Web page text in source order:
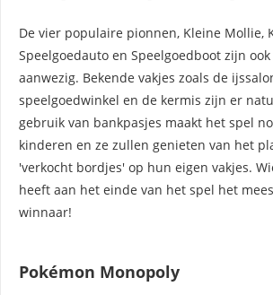
De vier populaire pionnen, Kleine Mollie,
Speelgoedauto en Speelgoedboot zijn
aanwezig. Bekende vakjes zoals de
speelgoedwinkel en de kermis zijn er
gebruik van bankpasjes maakt het spel
kinderen en ze zullen genieten van het
'verkocht bordjes' op hun eigen vakjes.
heeft aan het einde van het spel het
winnaar!
Pokémon Monopoly